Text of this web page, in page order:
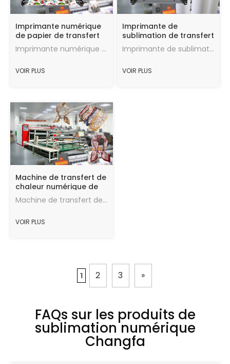
Imprimante numérique
de papier de transfert
de sublimation CF-2000
pour l'impression
Imprimante numérique CF-2000 pour tissu polyester
VOIR PLUS
Imprimante de
sublimation de transfert
de chaleur textile haute
vitesse CF-3000
Imprimante de sublimation de transfert de chaleur CF-3000, Dimension d'impression: 1900mm
VOIR PLUS
Machine de transfert de
chaleur numérique de
800 * 1900mm Machine
de transfert de chaleurMachine de transfert de papier de sublimation textile à haute vitesse (JM-800) pour tissu de polyester.
VOIR PLUS
1 2 3 »
FAQs sur les produits de
sublimation numérique
Changfa